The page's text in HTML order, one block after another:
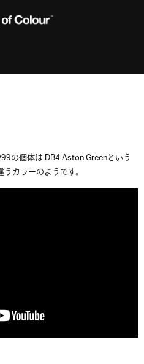
の個体は DB4 Aston Greenという
カラーのようです。